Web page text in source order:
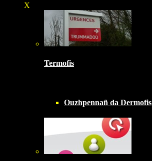
X
Termofis
Ouzhpennañ da Dermofis